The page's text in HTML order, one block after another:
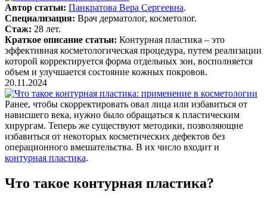
Автор статьи: Панкратова Вера Сергеевна.
Специализация: Врач дерматолог, косметолог.
Стаж: 28 лет.
Краткое описание статьи: Контурная пластика – это
эффективная косметологическая процедура, путем реализации
которой корректируется форма отдельных зон, восполняется
объем и улучшается состояние кожных покровов.
20.11.2024
Ранее, чтобы скорректировать овал лица или избавиться от
нависшего века, нужно было обращаться к пластическим
хирургам. Теперь же существуют методики, позволяющие
избавиться от некоторых косметических дефектов без
операционного вмешательства. В их число входит и
контурная пластика.
Что такое контурная пластика?